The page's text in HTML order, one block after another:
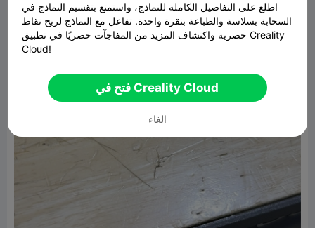
اطلع على التفاصيل الكاملة للنماذج، واستمتع بتقسيم النماذج في
السحابة بسلاسة والطباعة بنقرة واحدة. تفاعل مع النماذج لربح نقاط
حصرية واكتشاف المزيد من المفاجآت حصريًا في تطبيق Creality
Cloud!
فتح في Creality Cloud
الغاء